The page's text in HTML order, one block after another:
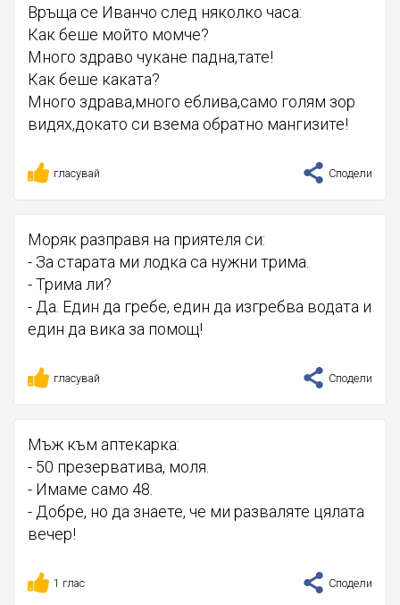
Връща се Иванчо след няколко часа:
Как беше мойто момче?
Много здраво чукане падна,тате!
Как беше каката?
Много здрава,много еблива,само голям зор
видях,докато си взема обратно мангизите!
гласувай Сподели
Моряк разправя на приятеля си:
- За старата ми лодка са нужни трима.
- Трима ли?
- Да. Един да гребе, един да изгребва водата и
един да вика за помощ!
гласувай Сподели
Мъж към аптекарка:
- 50 презерватива, моля.
- Имаме само 48.
- Добре, но да знаете, че ми разваляте цялата
вечер!
1 глас Сподели